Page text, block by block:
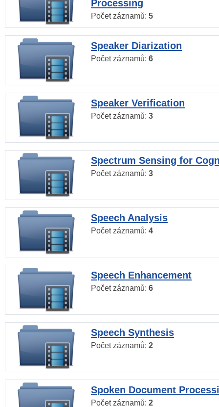
Processing
Počet záznamů: 5
Speaker Diarization
Počet záznamů: 6
Speaker Verification
Počet záznamů: 3
Spectrum Sensing for
Počet záznamů: 3
Speech Analysis
Počet záznamů: 4
Speech Enhancement
Počet záznamů: 6
Speech Synthesis
Počet záznamů: 2
Spoken Document
Počet záznamů: 2